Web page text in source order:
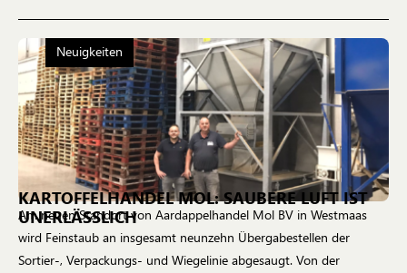
Neuigkeiten
KARTOFFELHANDEL MOL: SAUBERE LUFT IST
UNERLÄSSLICH
Am neuen Standort von Aardappelhandel Mol BV in Westmaas
wird Feinstaub an insgesamt neunzehn Übergabestellen der
Sortier-, Verpackungs- und Wiegelinie abgesaugt. Von der